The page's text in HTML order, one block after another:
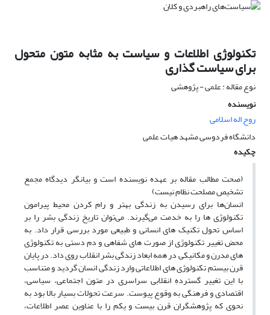
تکنولوژی اطلاعات و سیاست به مثابه متون متحول
برای سیاست گذاری
نوع مقاله : علمی - پژوهشی
نویسنده
روح اله اسلامی
دانشگاه فردوسی مشهد هیات علمی
چکیده
(صحت مطالب مقاله بر عهده نویسنده است و بیانگر دیدگاه مجمع
تشخیص مصلحت نظام نیست)
انسان‌ها برای رسیدن به زندگی بهتر و رام کردن محیط پیرامون
تکنولوژی ها را به خدمت می‌گیرند. می‌توان تاریخ زندگی بشر را بر
اساس تحول تکنیک های انسانی و طبیعی مورد بررسی قرار داد. به
محض تغییر تکنولوژی از صورت های شفاهی و دم دستی به تکنولوژی
های مدرن و مکانیکی در همه ابعاد زندگی بشر انقلاب روی داد. در پایان
قرن بیستم تکنولوژی های اطلاعاتی وارد زندگی انسان گردید و متناسب
با این تغییر گستردهِ انقلابی سراسری در متون اجتماعی، سیاسی،
اقتصادی و فرهنگی به وقوع پیوست. سرعت تحولات بسیار بالا بود به
نحوی که پژوهشگران قرن بیست و یکم را با عناوین عصر اطلاعات،